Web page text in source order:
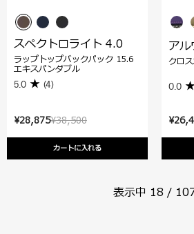
¥38,500
¥28,875
カートに入れる
スペクトロライト 4.0
ラップトップバックパック 15.6
エキスパンダブル
5.0 (4)
アル
クロ
0.0
表示中 18 /